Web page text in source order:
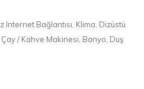
Internet Bağlantısı, Klima, Dizüstü
/ Kahve Makinesi, Banyo, Duş